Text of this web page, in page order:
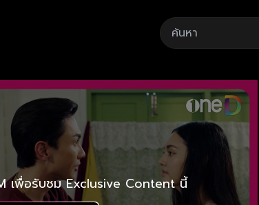
เพื่อรับชม Exclusive Content นี้